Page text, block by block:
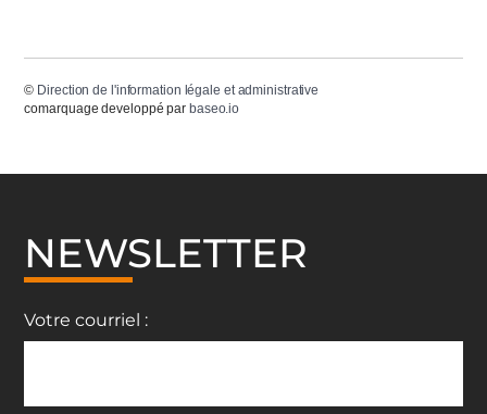
© Direction de l'information légale et administrative
comarquage developpé par baseo.io
NEWSLETTER
Votre courriel :